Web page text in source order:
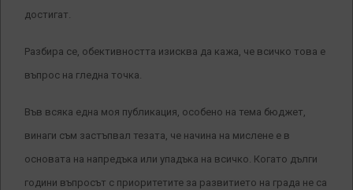
достигат.
Разбира се, обективността изисква да кажа, че всичко това е
въпрос на гледна точка.
Във всяка една моя публикация, особено на тема бюджет,
винаги съм застъпвал тезата, че начина на мислене е в
основата на напредъка или упадъка на всичко. Когато дълги
години въпросът с приоритетите за развитието на града не са